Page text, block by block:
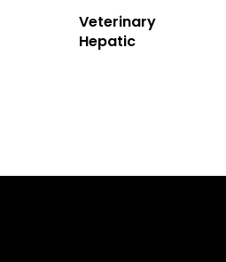
Veterinary
Hepatic